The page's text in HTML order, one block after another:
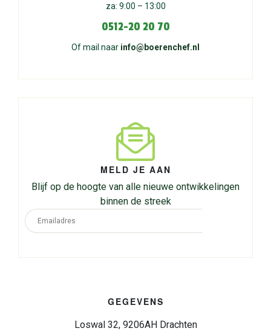
za: 9:00 – 13:00
0512-20 20 70
Of mail naar info@boerenchef.nl
MELD JE AAN
Blijf op de hoogte van alle nieuwe ontwikkelingen
binnen de streek
GEGEVENS
Loswal 32, 9206AH Drachten